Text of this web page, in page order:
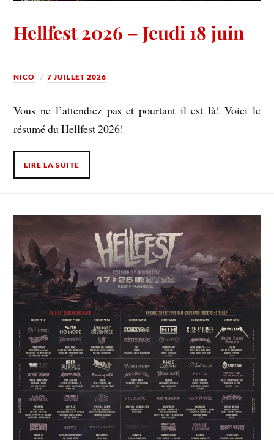
Hellfest 2026 – Jeudi 18 juin
NICO 7 JUILLET 2026
Vous ne l’attendiez pas et pourtant il est là! Voici le
résumé du Hellfest 2026!
LIRE LA SUITE